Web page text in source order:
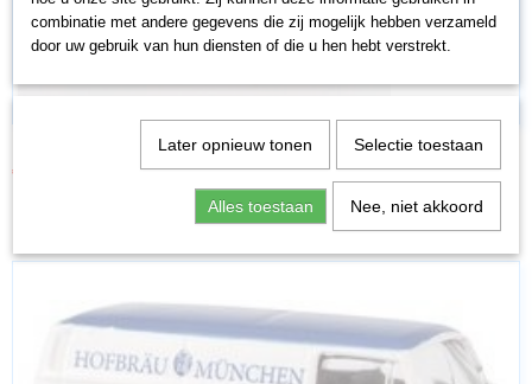
€ 11,81 € 13,90
combinatie met andere gegevens die zij mogelijk hebben verzameld
door uw gebruik van hun diensten of die u hen hebt verstrekt.
Later opnieuw tonen Selectie toestaan
Alles toestaan Nee, niet akkoord